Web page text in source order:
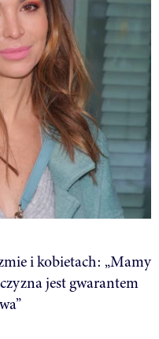
i kobietach: „Mamy
jest gwarantem